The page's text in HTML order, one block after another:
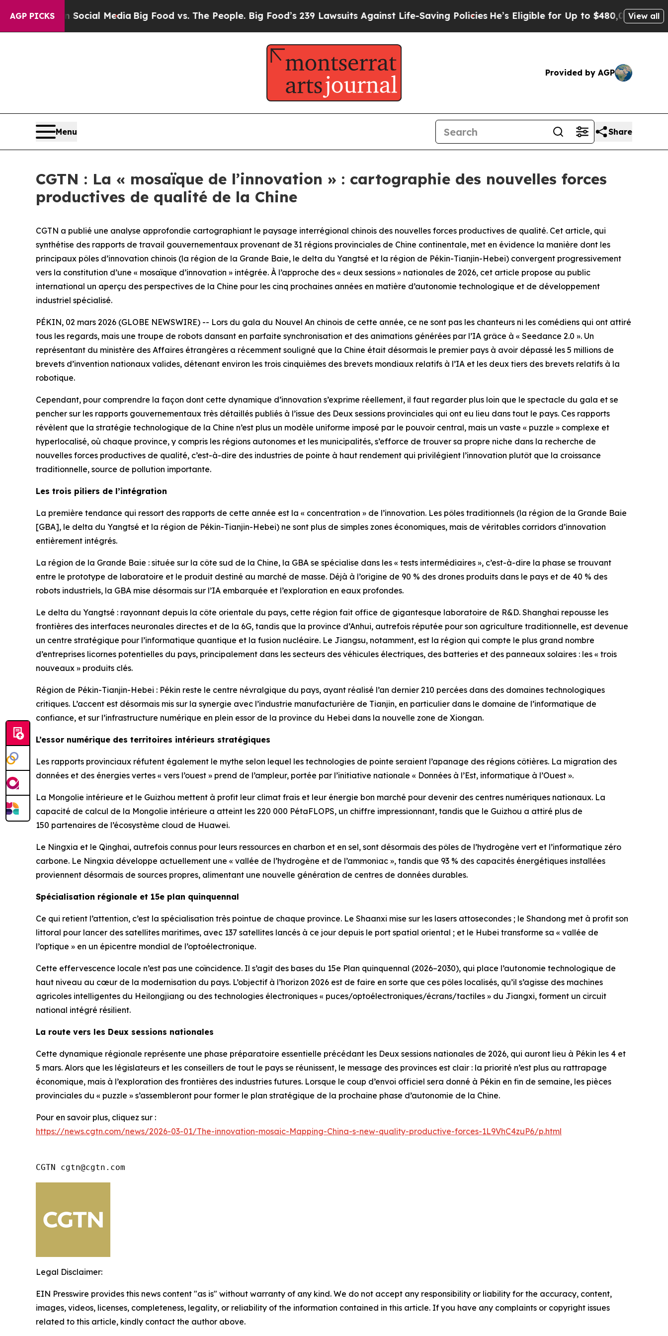
AGP PICKS
on Social Media Big Food vs. The People. Big Food’s 239 Lawsuits Against Life-Saving PoliciesHe’s Eligible for Up to $480,000 After Being
View all
Provided by AGP
Menu Share
CGTN : La « mosaïque de l’innovation » : cartographie des nouvelles forces
productives de qualité de la Chine
CGTN a publié une analyse approfondie cartographiant le paysage interrégional chinois des nouvelles forces productives de qualité. Cet article, qui
synthétise des rapports de travail gouvernementaux provenant de 31 régions provinciales de Chine continentale, met en évidence la manière dont les
principaux pôles d’innovation chinois (la région de la Grande Baie, le delta du Yangtsé et la région de Pékin-Tianjin-Hebei) convergent progressivement
vers la constitution d’une « mosaïque d’innovation » intégrée. À l’approche des « deux sessions » nationales de 2026, cet article propose au public
international un aperçu des perspectives de la Chine pour les cinq prochaines années en matière d’autonomie technologique et de développement
industriel spécialisé.
PÉKIN, 02 mars 2026 (GLOBE NEWSWIRE) -- Lors du gala du Nouvel An chinois de cette année, ce ne sont pas les chanteurs ni les comédiens qui ont attiré
tous les regards, mais une troupe de robots dansant en parfaite synchronisation et des animations générées par l’IA grâce à « Seedance 2.0 ». Un
représentant du ministère des Affaires étrangères a récemment souligné que la Chine était désormais le premier pays à avoir dépassé les 5 millions de
brevets d’invention nationaux valides, détenant environ les trois cinquièmes des brevets mondiaux relatifs à l’IA et les deux tiers des brevets relatifs à la
robotique.
Cependant, pour comprendre la façon dont cette dynamique d’innovation s’exprime réellement, il faut regarder plus loin que le spectacle du gala et se
pencher sur les rapports gouvernementaux très détaillés publiés à l’issue des Deux sessions provinciales qui ont eu lieu dans tout le pays. Ces rapports
révèlent que la stratégie technologique de la Chine n’est plus un modèle uniforme imposé par le pouvoir central, mais un vaste « puzzle » complexe et
hyperlocalisé, où chaque province, y compris les régions autonomes et les municipalités, s’efforce de trouver sa propre niche dans la recherche de
nouvelles forces productives de qualité, c’est-à-dire des industries de pointe à haut rendement qui privilégient l’innovation plutôt que la croissance
traditionnelle, source de pollution importante.
Les trois piliers de l’intégration
La première tendance qui ressort des rapports de cette année est la « concentration » de l’innovation. Les pôles traditionnels (la région de la Grande Baie
[GBA], le delta du Yangtsé et la région de Pékin-Tianjin-Hebei) ne sont plus de simples zones économiques, mais de véritables corridors d’innovation
entièrement intégrés.
La région de la Grande Baie : située sur la côte sud de la Chine, la GBA se spécialise dans les « tests intermédiaires », c’est-à-dire la phase se trouvant
entre le prototype de laboratoire et le produit destiné au marché de masse. Déjà à l’origine de 90 % des drones produits dans le pays et de 40 % des
robots industriels, la GBA mise désormais sur l’IA embarquée et l’exploration en eaux profondes.
Le delta du Yangtsé : rayonnant depuis la côte orientale du pays, cette région fait office de gigantesque laboratoire de R&D. Shanghai repousse les
frontières des interfaces neuronales directes et de la 6G, tandis que la province d’Anhui, autrefois réputée pour son agriculture traditionnelle, est devenue
un centre stratégique pour l’informatique quantique et la fusion nucléaire. Le Jiangsu, notamment, est la région qui compte le plus grand nombre
d’entreprises licornes potentielles du pays, principalement dans les secteurs des véhicules électriques, des batteries et des panneaux solaires : les « trois
nouveaux » produits clés.
Région de Pékin-Tianjin-Hebei : Pékin reste le centre névralgique du pays, ayant réalisé l’an dernier 210 percées dans des domaines technologiques
critiques. L’accent est désormais mis sur la synergie avec l’industrie manufacturière de Tianjin, en particulier dans le domaine de l’informatique de
confiance, et sur l’infrastructure numérique en plein essor de la province du Hebei dans la nouvelle zone de Xiongan.
L’essor numérique des territoires intérieurs stratégiques
Les rapports provinciaux réfutent également le mythe selon lequel les technologies de pointe seraient l’apanage des régions côtières. La migration des
données et des énergies vertes « vers l’ouest » prend de l’ampleur, portée par l’initiative nationale « Données à l’Est, informatique à l’Ouest ».
La Mongolie intérieure et le Guizhou mettent à profit leur climat frais et leur énergie bon marché pour devenir des centres numériques nationaux. La
capacité de calcul de la Mongolie intérieure a atteint les 220 000 PétaFLOPS, un chiffre impressionnant, tandis que le Guizhou a attiré plus de
150 partenaires de l’écosystème cloud de Huawei.
Le Ningxia et le Qinghai, autrefois connus pour leurs ressources en charbon et en sel, sont désormais des pôles de l’hydrogène vert et l’informatique zéro
carbone. Le Ningxia développe actuellement une « vallée de l’hydrogène et de l’ammoniac », tandis que 93 % des capacités énergétiques installées
proviennent désormais de sources propres, alimentant une nouvelle génération de centres de données durables.
Spécialisation régionale et 15e plan quinquennal
Ce qui retient l’attention, c’est la spécialisation très pointue de chaque province. Le Shaanxi mise sur les lasers attosecondes ; le Shandong met à profit son
littoral pour lancer des satellites maritimes, avec 137 satellites lancés à ce jour depuis le port spatial oriental ; et le Hubei transforme sa « vallée de
l’optique » en un épicentre mondial de l’optoélectronique.
Cette effervescence locale n’est pas une coïncidence. Il s’agit des bases du 15e Plan quinquennal (2026–2030), qui place l’autonomie technologique de
haut niveau au cœur de la modernisation du pays. L’objectif à l’horizon 2026 est de faire en sorte que ces pôles localisés, qu’il s’agisse des machines
agricoles intelligentes du Heilongjiang ou des technologies électroniques « puces/optoélectroniques/écrans/tactiles » du Jiangxi, forment un circuit
national intégré résilient.
La route vers les Deux sessions nationales
Cette dynamique régionale représente une phase préparatoire essentielle précédant les Deux sessions nationales de 2026, qui auront lieu à Pékin les 4 et
5 mars. Alors que les législateurs et les conseillers de tout le pays se réunissent, le message des provinces est clair : la priorité n’est plus au rattrapage
économique, mais à l’exploration des frontières des industries futures. Lorsque le coup d’envoi officiel sera donné à Pékin en fin de semaine, les pièces
provinciales du « puzzle » s’assembleront pour former le plan stratégique de la prochaine phase d’autonomie de la Chine.
Pour en savoir plus, cliquez sur :
https://news.cgtn.com/news/2026-03-01/The-innovation-mosaic-Mapping-China-s-new-quality-productive-forces-1L9VhC4zuP6/p.html
CGTN cgtn@cgtn.com
Legal Disclaimer:
EIN Presswire provides this news content "as is" without warranty of any kind. We do not accept any responsibility or liability for the accuracy, content,
images, videos, licenses, completeness, legality, or reliability of the information contained in this article. If you have any complaints or copyright issues
related to this article, kindly contact the author above.